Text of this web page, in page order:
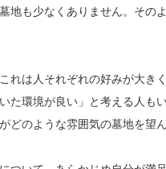
地も少なくありません。その
れは人それぞれの好みが大き
た環境が良い」と考える人
どのような雰囲気の墓地を望